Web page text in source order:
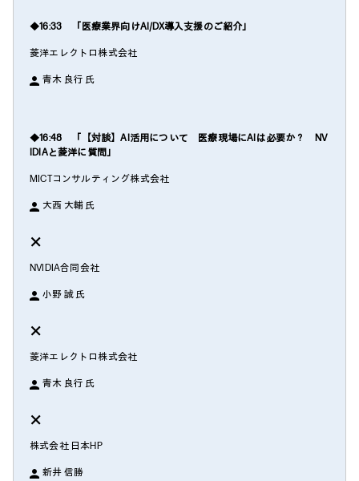
◆16:33 「医療業界向けAI/DX導入支援のご紹介」
菱洋エレクトロ株式会社
青木 良行 氏
◆16:48 「【対談】AI活用について 医療現場にAIは必要か？ NV
IDIAと菱洋に質問」
MICTコンサルティング株式会社
大西 大輔 氏
×
NVIDIA合同会社
小野 誠 氏
×
菱洋エレクトロ株式会社
青木 良行 氏
×
株式会社 日本HP
新井 信勝